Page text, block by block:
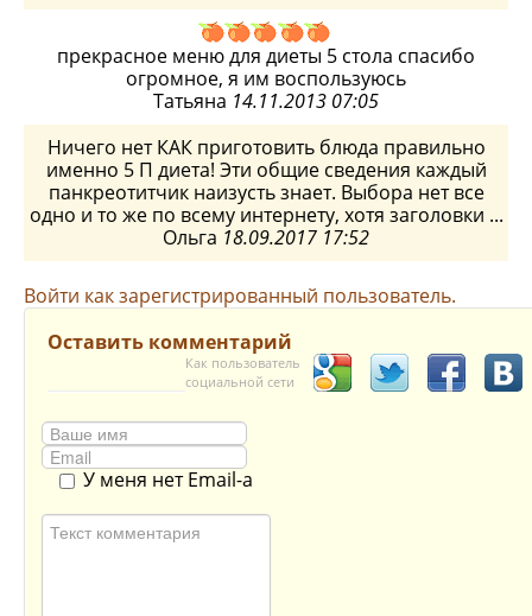
прекрасное меню для диеты 5 стола спасибо
огромное, я им воспользуюсь
Татьяна 14.11.2013 07:05
Ничего нет КАК приготовить блюда правильно
именно 5 П диета! Эти общие сведения каждый
панкреотитчик наизусть знает. Выбора нет все
одно и то же по всему интернету, хотя заголовки ...
Ольга 18.09.2017 17:52
Войти как зарегистрированный пользователь.
Оставить комментарий
Как пользователь
социальной сети
У меня нет Email-а